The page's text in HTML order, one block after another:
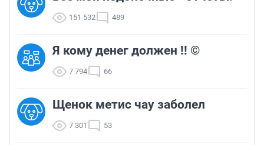
151 532 489
Я кому денег должен !! ©
7 794 66
Щенок метис чау заболел
7 301 53